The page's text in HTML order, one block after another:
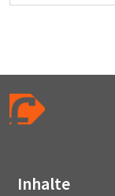
Inhalte